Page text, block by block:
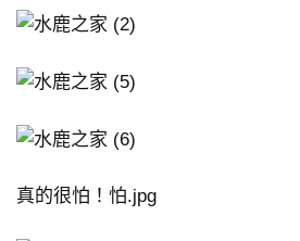
真的很怕！怕.jpg